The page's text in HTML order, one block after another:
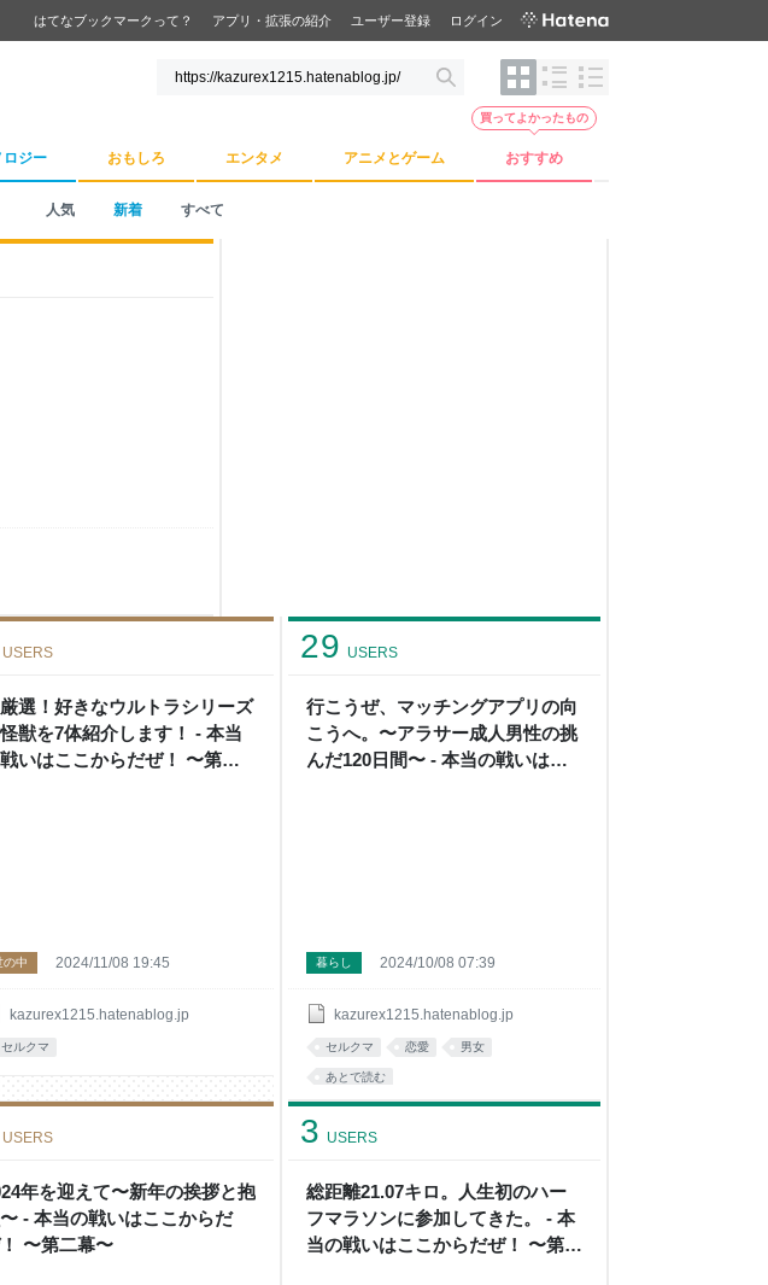
はてなブックマークって？ アプリ・拡張の紹介 ユーザー登録 ログイン
ロジー おもしろ エンタメ アニメとゲーム おすすめ
買ってよかったもの
人気 新着 すべて
選！好きなウルトラシリーズ
獣を7体紹介します！ - 本当
いはここからだぜ！ 〜第二
USERS
kazurex1215.hatenablog.jp
の中 2024/11/08 19:45
セルクマ
行こうぜ、マッチングアプリの向
こうへ。〜アラサー成人男性の挑
んだ120日間〜 - 本当の戦いはこ
29 USERS
kazurex1215.hatenablog.jp
暮らし 2024/10/08 07:39
セルクマ 恋愛 男女
あとで読む
年を迎えて〜新年の挨拶と抱
- 本当の戦いはここからだ
〜第二幕〜
USERS
総距離21.07キロ。人生初のハー
フマラソンに参加してきた。 - 本
当の戦いはここからだぜ！ 〜第二
3 USERS